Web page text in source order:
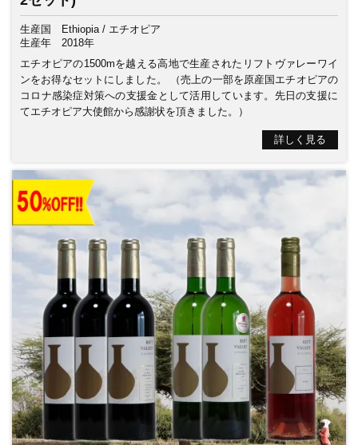
生産国
Ethiopia / エチオピア
生産年
2018年
エチオピアの1500mを越える高地で生産されたリフトヴァレーワイ
ンをお得なセットにしました。 （売上の一部を原産国エチオピアの
コロナ感染症対策への支援金として活用しています。先日の支援に
てエチオピア大使館から感謝状を頂きました。）
詳しく見る